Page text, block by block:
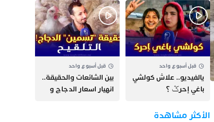
اللحاق بـ”هروب سبتة”
قبل أسبوع واحد
يالفيديو.. علاش كولشي
باغي إحرݣ ؟
قبل أسبوع واحد
بين الشائعات والحقيقة..
انهيار اسعار الدجاج و
الأكثر مشاهدة